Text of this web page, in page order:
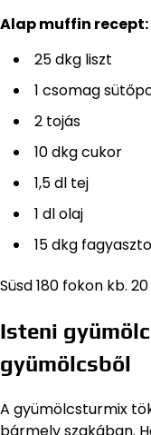
Alap muffin recept:
25 dkg liszt
1 csomag
2 tojás
10 dkg cukor
1,5 dl tej
1 dl olaj
15 dkg
Süsd 180 fokon kb.
Isteni
gyümölcsből
A gyümölcsturmix